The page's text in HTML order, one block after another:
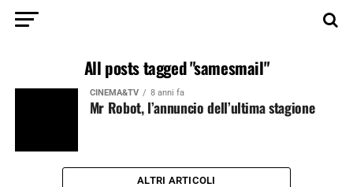
All posts tagged "samesmail"
CINEMA&TV 8 anni fa
Mr Robot, l’annuncio dell’ultima stagione
ALTRI ARTICOLI